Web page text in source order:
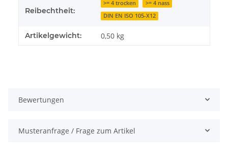
Reibechtheit:
>= 4 trocken
>= 4 nass
DIN EN ISO 105-X12
Artikelgewicht: 0,50 kg
Bewertungen
Musteranfrage / Frage zum Artikel